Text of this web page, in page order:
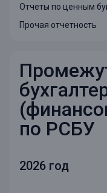
Отчеты по ценным
Прочая отчетность
по РСБУ
2026 год